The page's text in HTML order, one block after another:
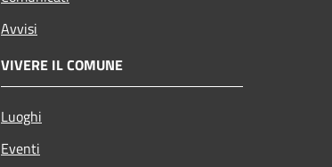
Avvisi
VIVERE IL COMUNE
Luoghi
Eventi